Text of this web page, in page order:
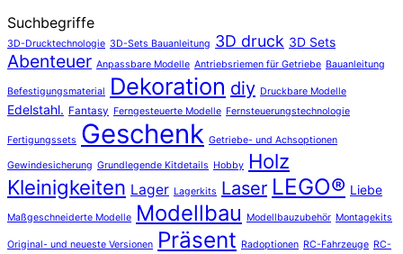
Suchbegriffe
3D-Drucktechnologie 3D-Sets Bauanleitung 3D druck 3D Sets
Abenteuer Anpassbare Modelle Antriebsriemen für Getriebe Bauanleitung
Befestigungsmaterial Dekoration diy Druckbare Modelle
Edelstahl. Fantasy Ferngesteuerte Modelle Fernsteuerungstechnologie
Fertigungssets Geschenk Getriebe- und Achsoptionen
Gewindesicherung Grundlegende Kitdetails Hobby Holz
Kleinigkeiten Lager Lagerkits Laser LEGO® Liebe
Maßgeschneiderte Modelle Modellbau Modellbauzubehör Montagekits
Original- und neueste Versionen Präsent Radoptionen RC-Fahrzeuge RC-